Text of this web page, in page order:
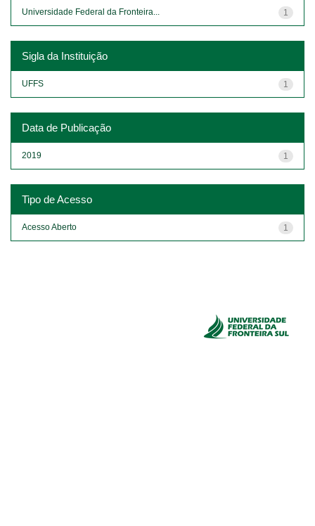
1
Universidade Federal da Fronteira...
Sigla da Instituição
1
UFFS
Data de Publicação
1
2019
Tipo de Acesso
1
Acesso Aberto